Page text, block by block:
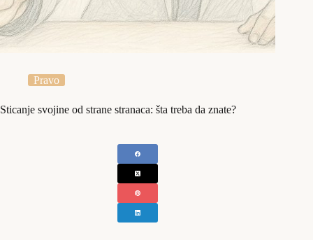
Pravo
Sticanje svojine od strane stranaca: šta treba da znate?